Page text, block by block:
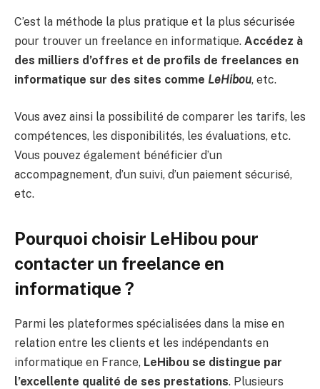
C’est la méthode la plus pratique et la plus sécurisée
pour trouver un freelance en informatique. Accédez à
des milliers d’offres et de profils de freelances en
informatique sur des sites comme LeHibou, etc.
Vous avez ainsi la possibilité de comparer les tarifs, les
compétences, les disponibilités, les évaluations, etc.
Vous pouvez également bénéficier d’un
accompagnement, d’un suivi, d’un paiement sécurisé,
etc.
Pourquoi choisir LeHibou pour
contacter un freelance en
informatique ?
Parmi les plateformes spécialisées dans la mise en
relation entre les clients et les indépendants en
informatique en France, LeHibou se distingue par
l’excellente qualité de ses prestations. Plusieurs